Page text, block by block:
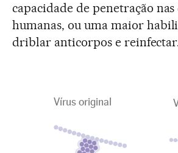
capacidade de penetração nas
humanas, ou uma maior
driblar anticorpos e
Vírus original